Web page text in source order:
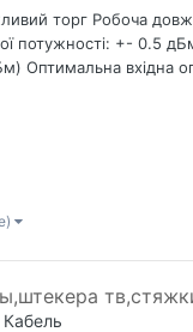
торг Робоча
потужності: +- 0.5
Оптимальна вхідна
Кабель